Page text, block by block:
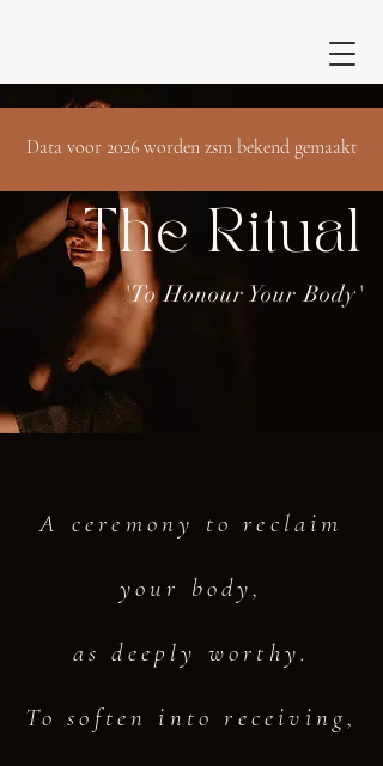
Data voor 2026 worden zsm bekend gemaakt
The Ritual
'To Honour Your Body'
A ceremony to reclaim
your body,
as deeply worthy.
To soften into receiving,